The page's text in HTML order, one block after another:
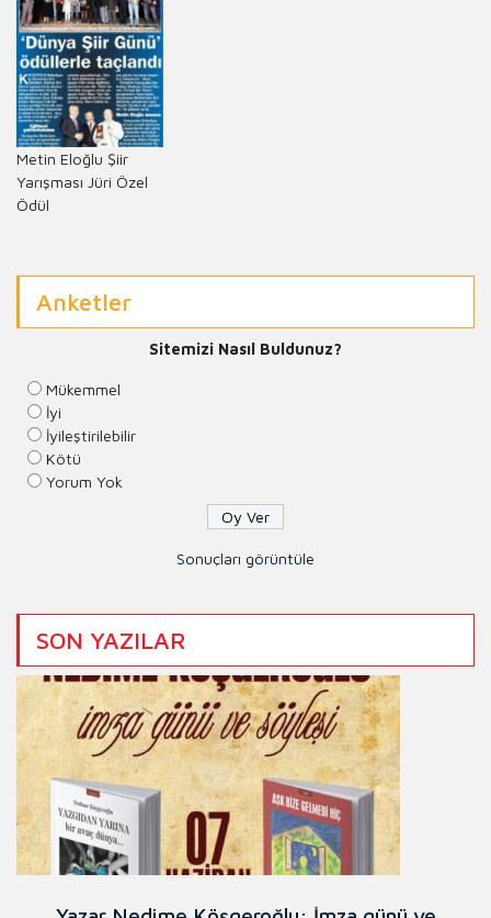
Metin Eloğlu Şiir
Yarışması Jüri Özel
Ödül
Anketler
Sitemizi Nasıl Buldunuz?
Mükemmel
İyi
İyileştirilebilir
Kötü
Yorum Yok
Sonuçları görüntüle
SON YAZILAR